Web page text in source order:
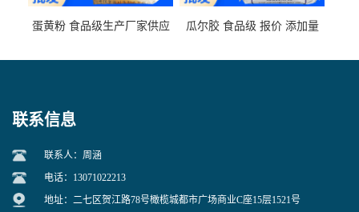
蛋黄粉 食品级生产厂家供应 瓜尔胶 食品级 报价 添加量
联系信息
联系人：周涵
电话：13071022213
地址：二七区贺江路78号橄榄城都市广场商业C座15层1521号